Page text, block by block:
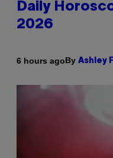
Daily
2026
6 hours agoBy Ashley